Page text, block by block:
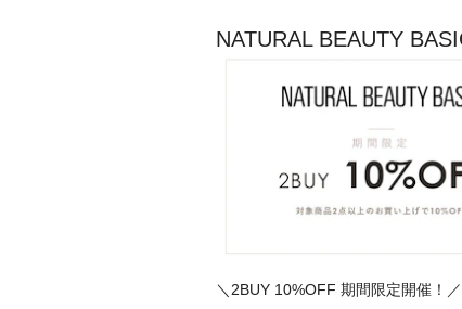
NATURAL BEAUTY
＼2BUY 10%OFF 期間限定開催！／